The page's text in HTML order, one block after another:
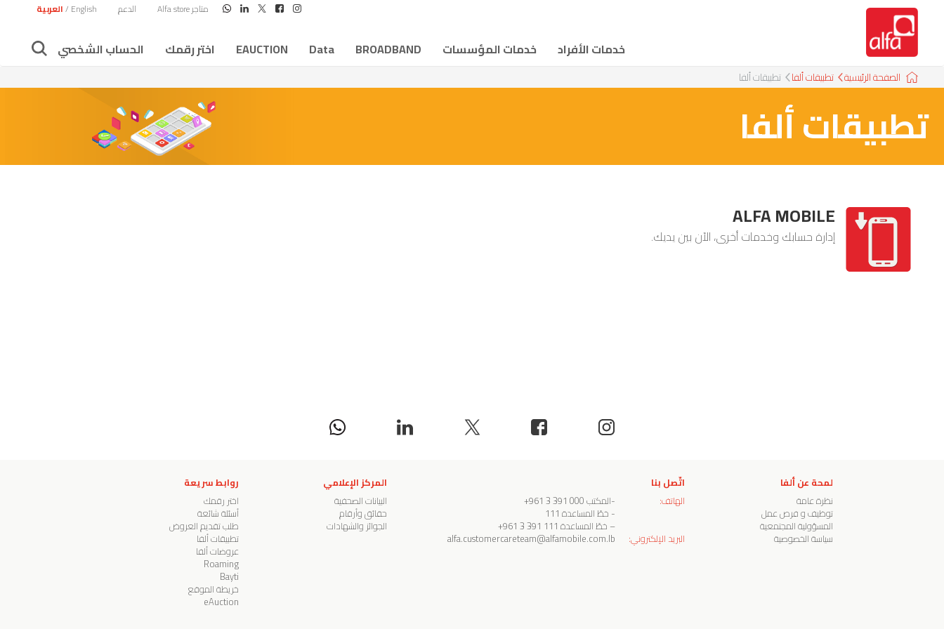
English
/العربية الدعم متاجر Alfa store
خدمات الأفراد خدمات المؤسسات BROADBAND
Data
EAUCTION اختر رقمك الحساب الشخصي
الصفحة الرئيسية تطبيقات ألفا تطبيقات ألفا
تطبيقات ألفا
ALFA MOBILE
إدارة حسابك وخدمات أخرى، الآن بين يديك.
لمحة عن ألفا
نظرة عامة
توظيف و فرص عمل
المسؤولية المجتمعية
سياسة الخصوصية
اتّصل بنا
الهاتف:
-المكتب000 391 3 961+
- خطّ المساعدة 111
– خطّ المساعدة111 391 3 961+
البريد الإلكتروني: alfa.customercareteam@alfamobile.com.lb
المركز الإعلامي
البيانات الصحفية
حقائق وأرقام
الجوائز والشهادات
روابط سريعة
اختر رقمك
أسئلة شائعة
طلب تقديم العروض
تطبيقات ألفا
عروضات ألفا
Roaming
Bayti
خريطة الموقع
eAuction